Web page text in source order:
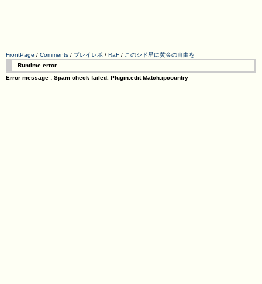
FrontPage / Comments / プレイレポ / RaF / このシド星に黄金の自由を
Runtime error
Error message : Spam check failed. Plugin:edit Match:ipcountry